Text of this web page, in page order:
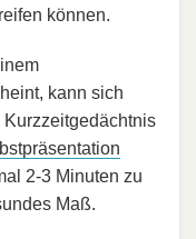
können.
kann sich
2-3 Minuten zu
Maß.